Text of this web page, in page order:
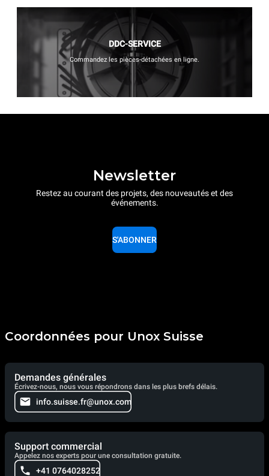
DDC-SERVICE
Commandez les pièces-détachées en ligne.
Newsletter
Restez au courant des projets, des nouveautés et des
événements.
S'ABONNER
Coordonnées pour Unox Suisse
Demandes générales
Écrivez-nous, nous vous répondrons dans les plus brefs délais.
info.suisse.fr@unox.com
Support commercial
Appelez nos experts pour une consultation gratuite.
+41 0764028252